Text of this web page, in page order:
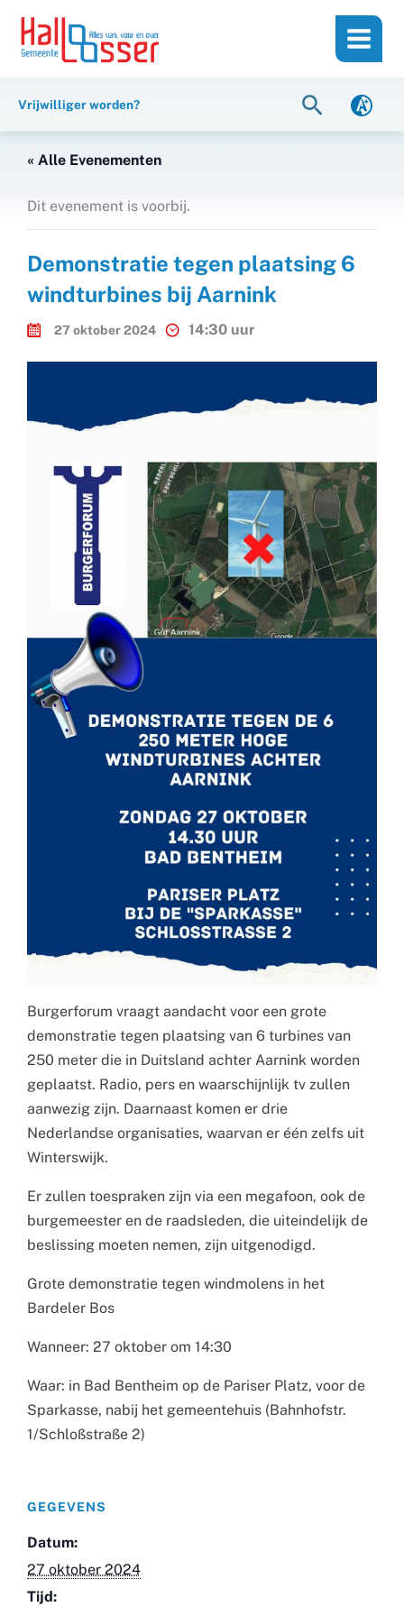
inhoud
naar
Vrijwilliger worden? Zoeken
« Alle Evenementen
Dit evenement is voorbij.
Demonstratie tegen plaatsing 6
windturbines bij Aarnink
27 oktober 2024 14:30 uur
Burgerforum vraagt aandacht voor een grote
demonstratie tegen plaatsing van 6 turbines van
250 meter die in Duitsland achter Aarnink worden
geplaatst. Radio, pers en waarschijnlijk tv zullen
aanwezig zijn. Daarnaast komen er drie
Nederlandse organisaties, waarvan er één zelfs uit
Winterswijk.
Er zullen toespraken zijn via een megafoon, ook de
burgemeester en de raadsleden, die uiteindelijk de
beslissing moeten nemen, zijn uitgenodigd.
Grote demonstratie tegen windmolens in het
Bardeler Bos
Wanneer: 27 oktober om 14:30
Waar: in Bad Bentheim op de Pariser Platz, voor de
Sparkasse, nabij het gemeentehuis (Bahnhofstr.
1/Schloßstraße 2)
GEGEVENS
Datum:
27 oktober 2024
Tijd: